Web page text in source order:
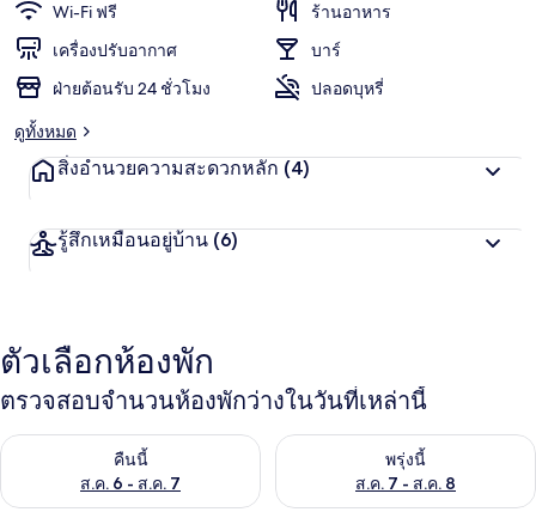
Wi-Fi ฟรี
ร้านอาหาร
เครื่องปรับอากาศ
บาร์
ฝ่ายต้อนรับ 24 ชั่วโมง
ปลอดบุหรี่
ดูทั้งหมด
สิ่งอำนวยความสะดวกหลัก (4)
รู้สึกเหมือนอยู่บ้าน (6)
ตัวเลือกห้องพัก
ตรวจสอบจำนวนห้องพักว่างในวันที่เหล่านี้
คืนนี้
ส.ค. 6 - ส.ค. 7
ตรวจสอบจำนวนห้องพักว่างในคืนนี้ ส.ค. 6 - ส.ค. 7พรุ่งนี้
ส.ค. 7 - ส.ค. 8
ตรวจสอบจำนวนห้องพักว่างใน